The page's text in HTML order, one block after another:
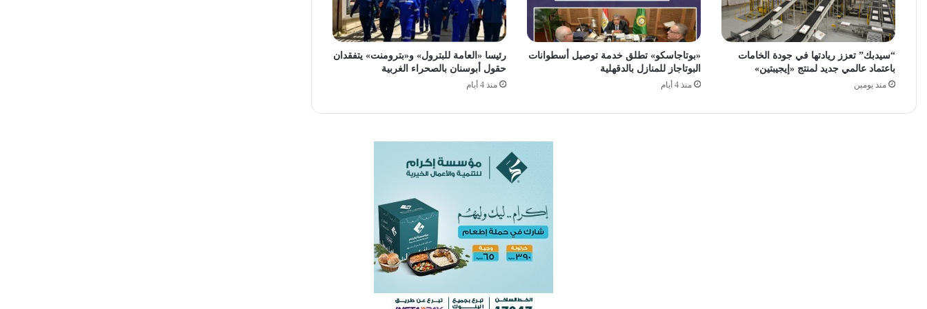
“سيدبك” تعزز ريادتها في جودة الخامات
باعتماد عالمي جديد لمنتج «إيجيبتين»
منذ يومين
«بوتاجاسكو» تطلق خدمة توصيل أسطوانات
البوتاجاز للمنازل بالدقهلية
منذ 4 أيام
رئيسا «العامة للبترول» و«بترومنت» يتفقدان
حقول أبوسنان بالصحراء الغربية
منذ 4 أيام